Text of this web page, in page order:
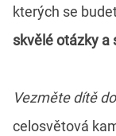
kterých se
skvělé otázky a
Vezměte dítě
celosvětová